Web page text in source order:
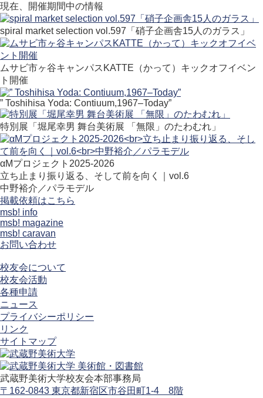
現在、開催期間中の情報
spiral market selection vol.597「硝子企画舎15人のガラス」
ムサビ市ヶ谷キャンパスKATTE（かって）キックオフイベン
ト開催
” Toshihisa Yoda: Contiuum,1967–Today”
特別展「堀尾幸男 舞台美術展 「無限」のたわむれ」
αMプロジェクト2025-2026
立ち止まり振り返る、そして前を向く｜vol.6
中野裕介／パラモデル
掲載依頼はこちら
msb! info
msb! magazine
msb! caravan
お問い合わせ
校友会について
校友会活動
各種申請
ニュース
プライバシーポリシー
リンク
サイトマップ
武蔵野美術大学校友会本部事務局
〒162-0843 東京都新宿区市谷田町1-4 8階